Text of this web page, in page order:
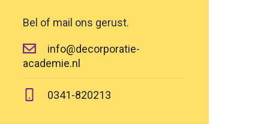
Bel of mail ons gerust.
info@decorporatie-
academie.nl
0341-820213